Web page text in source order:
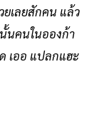
ยเลยสักคน แล้ว
นคนในอองก้า
เออ แปลกแฮะ